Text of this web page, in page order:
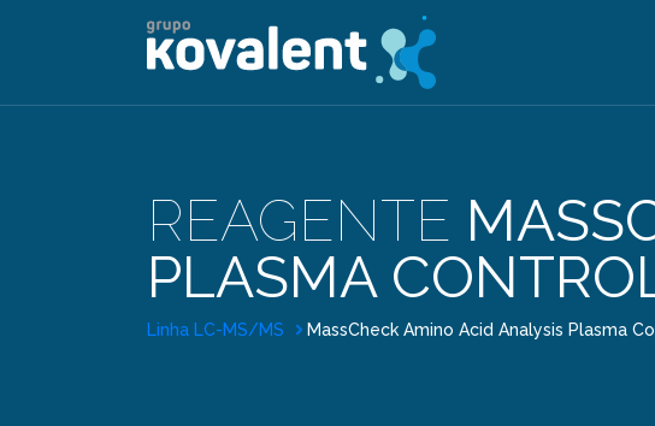
REAGENTE
PLASMA
Linha LC-MS/MS MassCheck Amino Acid Analysis Plasma